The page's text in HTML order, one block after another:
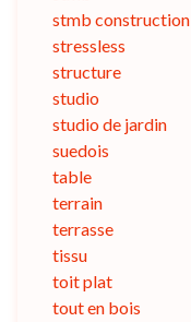
stmb construction
stressless
structure
studio
studio de jardin
suedois
table
terrain
terrasse
tissu
toit plat
tout en bois